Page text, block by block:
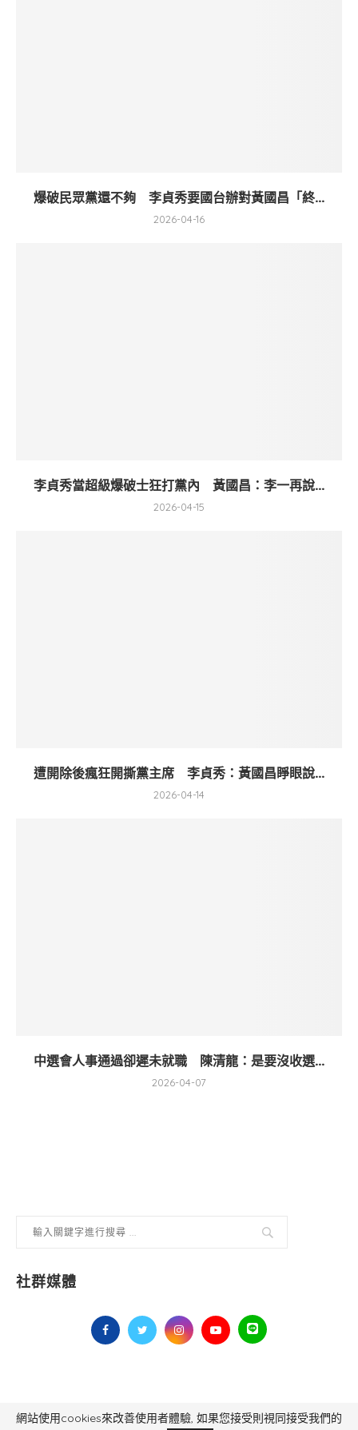
爆破民眾黨還不夠 李貞秀要國台辦對黃國昌「終...
2026-04-16
李貞秀當超級爆破士狂打黨內 黃國昌：李一再說...
2026-04-15
遭開除後瘋狂開撕黨主席 李貞秀：黃國昌睜眼說...
2026-04-14
中選會人事通過卻遲未就職 陳清龍：是要沒收選...
2026-04-07
社群媒體
毅傳媒控股股份有限公司 版權所有，非經授權，不得轉載 All Right Reserved.
網站使用cookies來改善使用者體驗, 如果您接受則視同接受我們的